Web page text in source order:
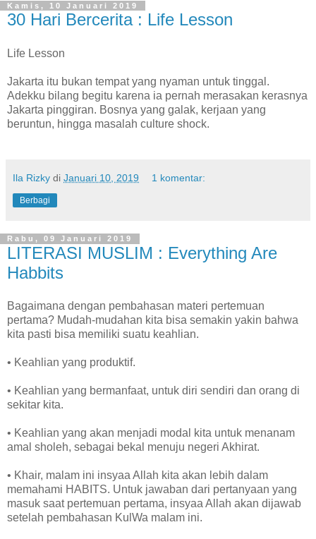
Kamis, 10 Januari 2019
30 Hari Bercerita : Life Lesson
Life Lesson
Jakarta itu bukan tempat yang nyaman untuk tinggal.
Adekku bilang begitu karena ia pernah merasakan kerasnya
Jakarta pinggiran. Bosnya yang galak, kerjaan yang
beruntun, hingga masalah culture shock.
Ila Rizky di Januari 10, 2019 1 komentar:
Berbagi
Rabu, 09 Januari 2019
LITERASI MUSLIM : Everything Are
Habbits
Bagaimana dengan pembahasan materi pertemuan
pertama? Mudah-mudahan kita bisa semakin yakin bahwa
kita pasti bisa memiliki suatu keahlian.
• Keahlian yang produktif.
• Keahlian yang bermanfaat, untuk diri sendiri dan orang di
sekitar kita.
• Keahlian yang akan menjadi modal kita untuk menanam
amal sholeh, sebagai bekal menuju negeri Akhirat.
• Khair, malam ini insyaa Allah kita akan lebih dalam
memahami HABITS. Untuk jawaban dari pertanyaan yang
masuk saat pertemuan pertama, insyaa Allah akan dijawab
setelah pembahasan KulWa malam ini.